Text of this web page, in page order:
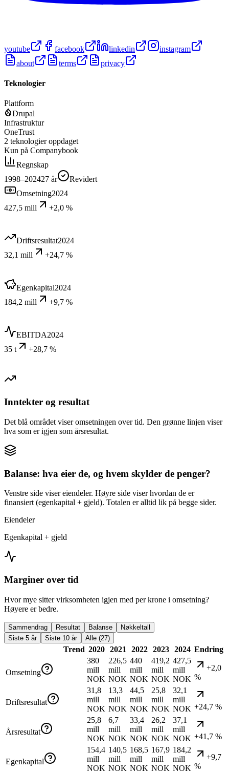
youtube facebook linkedin
instagram
about
terms privacy
Teknologier
Plattform
Drupal
Infrastruktur
OneTrust
2 teknologier oppdaget
Kun på Companybook
Regnskap
1998–202427 år
Revidert
Omsetning2024
427,5 mill
+2,0 %
Driftsresultat2024
32,1 mill
+24,7 %
Egenkapital2024
184,2 mill
+9,7 %
EBITDA2024
35 t
+28,7 %
Inntekter og resultat
Det blå området viser omsetningen over tid. Den grønne linjen viser
hva som er igjen som årsresultat.
Balanse: hva eier de, og hvem skylder de penger?
Venstre side viser eiendeler. Høyre side viser hvordan de er
finansiert (egenkapital + gjeld). Totalen er alltid lik på begge sider.
Eiendeler
Egenkapital + gjeld
Marginer over tid
Hvor mye sitter virksomheten igjen med per krone i omsetning?
Høyere er bedre.
Sammendrag Resultat Balanse
Nøkkeltall
Siste 5 år
Siste 10 år Alle (27)
Trend 2020 2021 2022 2023 2024 Endring
Omsetning
380
mill
NOK
226,5
mill
NOK
440
mill
NOK
419,2
mill
NOK
427,5
mill
NOK
+2,0
%
Driftsresultat
31,8
mill
NOK
13,3
mill
NOK
44,5
mill
NOK
25,8
mill
NOK
32,1
mill
NOK +24,7 %
Årsresultat
25,8
mill
NOK
6,7
mill
NOK
33,4
mill
NOK
26,2
mill
NOK
37,1
mill
NOK +41,7 %
Egenkapital
154,4
mill
NOK
140,5
mill
NOK
168,5
mill
NOK
167,9
mill
NOK
184,2
mill
NOK
+9,7
%